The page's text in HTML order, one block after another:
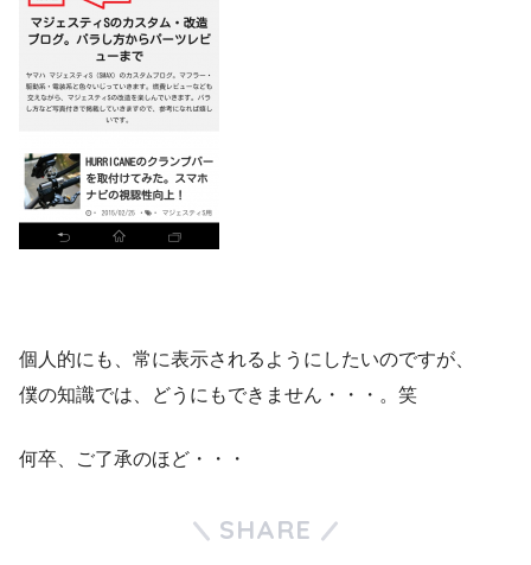
個人的にも、常に表示されるようにしたいのですが、
僕の知識では、どうにもできません・・・。笑
何卒、ご了承のほど・・・
SHARE